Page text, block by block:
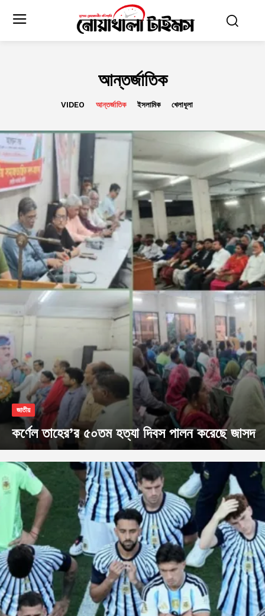
আন্তর্জাতিক
VIDEO আন্তর্জাতিক ইসলামিক খেলাধূলা
জাতীয়
কর্ণেল তাহের’র ৫০তম হত্যা দিবস পালন করেছে জাসদ